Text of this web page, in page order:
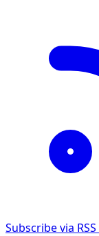
Subscribe via